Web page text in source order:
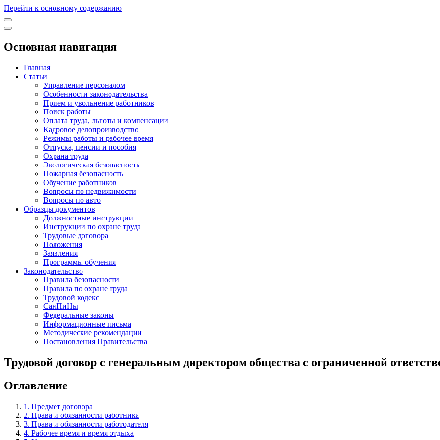
Перейти к основному содержанию
Основная навигация
Главная
Статьи
Управление персоналом
Особенности законодательства
Прием и увольнение работников
Поиск работы
Оплата труда, льготы и компенсации
Кадровое делопроизводство
Режимы работы и рабочее время
Отпуска, пенсии и пособия
Охрана труда
Экологическая безопасность
Пожарная безопасность
Обучение работников
Вопросы по недвижимости
Вопросы по авто
Образцы документов
Должностные инструкции
Инструкции по охране труда
Трудовые договора
Положения
Заявления
Программы обучения
Законодательство
Правила безопасности
Правила по охране труда
Трудовой кодекс
СанПиНы
Федеральные законы
Информационные письма
Методические рекомендации
Постановления Правительства
Трудовой договор с генеральным директором общества с ограниченной
Оглавление
1. Предмет договора
2. Права и обязанности работника
3. Права и обязанности работодателя
4. Рабочее время и время отдыха